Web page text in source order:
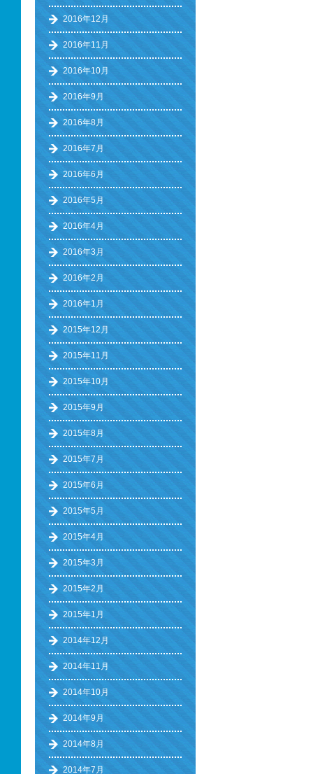
2016年12月
2016年11月
2016年10月
2016年9月
2016年8月
2016年7月
2016年6月
2016年5月
2016年4月
2016年3月
2016年2月
2016年1月
2015年12月
2015年11月
2015年10月
2015年9月
2015年8月
2015年7月
2015年6月
2015年5月
2015年4月
2015年3月
2015年2月
2015年1月
2014年12月
2014年11月
2014年10月
2014年9月
2014年8月
2014年7月